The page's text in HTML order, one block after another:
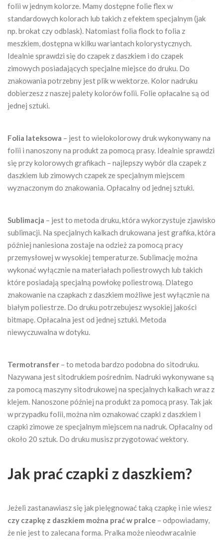
folii w jednym kolorze. Mamy dostępne folie flex w
standardowych kolorach lub takich z efektem specjalnym (jak
np. brokat czy odblask). Natomiast folia flock to folia z
meszkiem, dostępna w kilku wariantach kolorystycznych.
Idealnie sprawdzi się do czapek z daszkiem i do czapek
zimowych posiadających specjalne miejsce do druku. Do
znakowania potrzebny jest plik w wektorze. Kolor nadruku
dobierzesz z naszej palety kolorów folii. Folie opłacalne są od
jednej sztuki.
Folia lateksowa – jest to wielokolorowy druk wykonywany na
folii i nanoszony na produkt za pomocą prasy. Idealnie sprawdzi
się przy kolorowych grafikach – najlepszy wybór dla czapek z
daszkiem lub zimowych czapek ze specjalnym miejscem
wyznaczonym do znakowania. Opłacalny od jednej sztuki.
Sublimacja – jest to metoda druku, która wykorzystuje zjawisko
sublimacji. Na specjalnych kalkach drukowana jest grafika, która
później naniesiona zostaje na odzież za pomocą pracy
przemysłowej w wysokiej temperaturze. Sublimację można
wykonać wyłącznie na materiałach poliestrowych lub takich
które posiadają specjalną powłokę poliestrową. Dlatego
znakowanie na czapkach z daszkiem możliwe jest wyłącznie na
białym poliestrze. Do druku potrzebujesz wysokiej jakości
bitmapę. Opłacalna jest od jednej sztuki. Metoda
niewyczuwalna w dotyku.
Termotransfer – to metoda bardzo podobna do sitodruku.
Nazywana jest sitodrukiem pośrednim. Nadruki wykonywane są
za pomocą maszyny sitodrukowej na specjalnych kalkach wraz z
klejem. Nanoszone później na produkt za pomocą prasy. Tak jak
w przypadku folii, można nim oznakować czapki z daszkiem i
czapki zimowe ze specjalnym miejscem na nadruk. Opłacalny od
około 20 sztuk. Do druku musisz przygotować wektory.
Jak prać czapki z daszkiem?
Jeżeli zastanawiasz się jak pielęgnować taką czapkę i nie wiesz
czy czapkę z daszkiem można prać w pralce – odpowiadamy,
że nie jest to zalecana forma. Pralka może nieodwracalnie